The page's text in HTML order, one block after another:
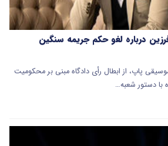
درباره لغو حکم جریمه سنگین
پاپ، از ابطال رأی دادگاه مبنی بر محکومیت